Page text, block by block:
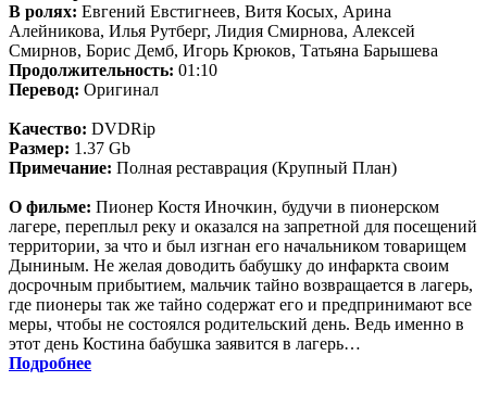
В ролях: Евгений Евстигнеев, Витя Косых, Арина
Алейникова, Илья Рутберг, Лидия Смирнова, Алексей
Смирнов, Борис Демб, Игорь Крюков, Татьяна Барышева
Продолжительность: 01:10
Перевод: Оригинал
Качество: DVDRip
Размер: 1.37 Gb
Примечание: Полная реставрация (Крупный План)
О фильме: Пионер Костя Иночкин, будучи в пионерском
лагере, переплыл реку и оказался на запретной для посещений
территории, за что и был изгнан его начальником товарищем
Дыниным. Не желая доводить бабушку до инфаркта своим
досрочным прибытием, мальчик тайно возвращается в лагерь,
где пионеры так же тайно содержат его и предпринимают все
меры, чтобы не состоялся родительский день. Ведь именно в
этот день Костина бабушка заявится в лагерь…
Подробнее